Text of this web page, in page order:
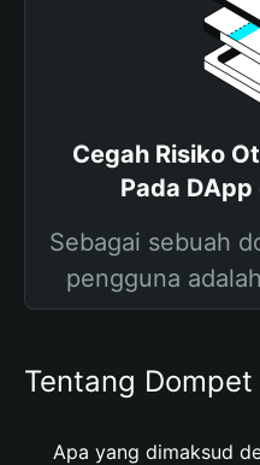
Cegah Risiko
Pada
Sebagai sebuah
pengguna
Tentang Dompet
Apa yang dimaksud